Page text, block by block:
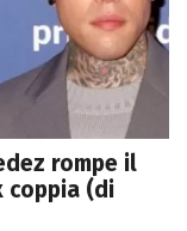
rompe il
coppia (di